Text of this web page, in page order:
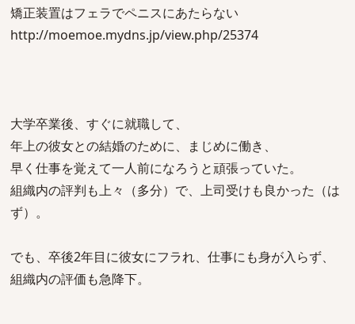
矯正装置はフェラでペニスにあたらない
http://moemoe.mydns.jp/view.php/25374
大学卒業後、すぐに就職して、
年上の彼女との結婚のために、まじめに働き、
早く仕事を覚えて一人前になろうと頑張っていた。
組織内の評判も上々（多分）で、上司受けも良かった（は
ず）。
でも、卒後2年目に彼女にフラれ、仕事にも身が入らず、
組織内の評価も急降下。